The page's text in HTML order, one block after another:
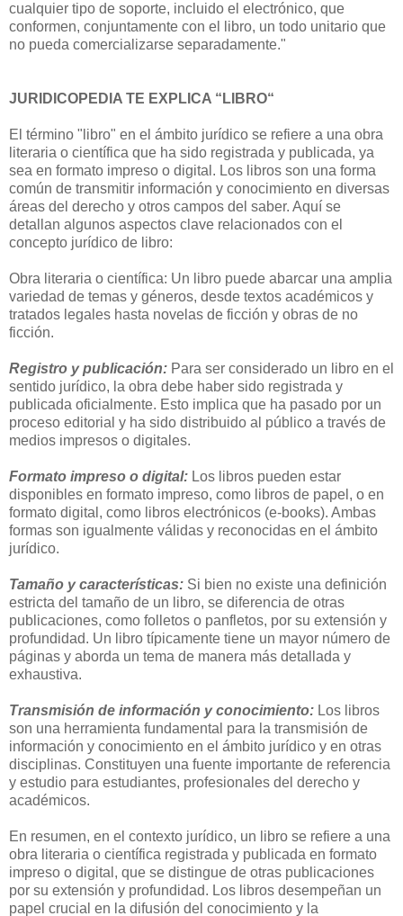
cualquier tipo de soporte, incluido el electrónico, que
conformen, conjuntamente con el libro, un todo unitario que
no pueda comercializarse separadamente."
JURIDICOPEDIA TE EXPLICA “LIBRO“
El término "libro" en el ámbito jurídico se refiere a una obra
literaria o científica que ha sido registrada y publicada, ya
sea en formato impreso o digital. Los libros son una forma
común de transmitir información y conocimiento en diversas
áreas del derecho y otros campos del saber. Aquí se
detallan algunos aspectos clave relacionados con el
concepto jurídico de libro:
Obra literaria o científica: Un libro puede abarcar una amplia
variedad de temas y géneros, desde textos académicos y
tratados legales hasta novelas de ficción y obras de no
ficción.
Registro y publicación: Para ser considerado un libro en el
sentido jurídico, la obra debe haber sido registrada y
publicada oficialmente. Esto implica que ha pasado por un
proceso editorial y ha sido distribuido al público a través de
medios impresos o digitales.
Formato impreso o digital: Los libros pueden estar
disponibles en formato impreso, como libros de papel, o en
formato digital, como libros electrónicos (e-books). Ambas
formas son igualmente válidas y reconocidas en el ámbito
jurídico.
Tamaño y características: Si bien no existe una definición
estricta del tamaño de un libro, se diferencia de otras
publicaciones, como folletos o panfletos, por su extensión y
profundidad. Un libro típicamente tiene un mayor número de
páginas y aborda un tema de manera más detallada y
exhaustiva.
Transmisión de información y conocimiento: Los libros
son una herramienta fundamental para la transmisión de
información y conocimiento en el ámbito jurídico y en otras
disciplinas. Constituyen una fuente importante de referencia
y estudio para estudiantes, profesionales del derecho y
académicos.
En resumen, en el contexto jurídico, un libro se refiere a una
obra literaria o científica registrada y publicada en formato
impreso o digital, que se distingue de otras publicaciones
por su extensión y profundidad. Los libros desempeñan un
papel crucial en la difusión del conocimiento y la